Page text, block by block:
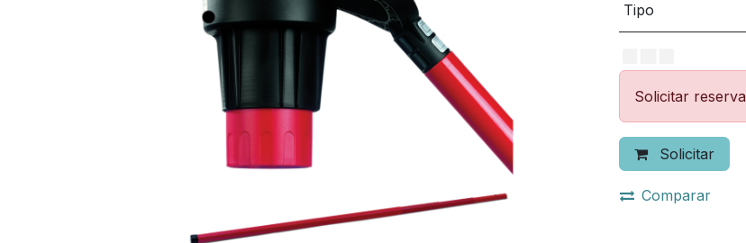
Tipo
Solicitar reserva
Solicitar
Comparar